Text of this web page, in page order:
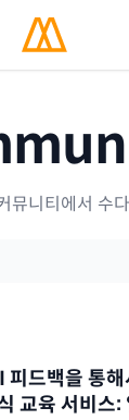
뮤니티에서 수
피드백을 통해
교육 서비스: